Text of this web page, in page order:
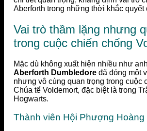
Aberforth trong những thời khắc quyết
Vai trò thầm lặng nhưng
trong cuộc chiến chống
Mặc dù không xuất hiện nhiều như
Aberforth Dumbledore đã đóng một
nhưng vô cùng quan trọng trong cuộc
Chúa tể Voldemort, đặc biệt là trong
Hogwarts.
Thành viên Hội Phượng Hoàng